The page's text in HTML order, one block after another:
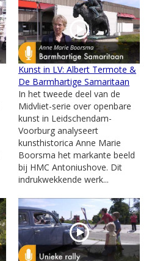
Kunst in LV: Albert Termote &
De Barmhartige Samaritaan
In het tweede deel van de
Midvliet-serie over openbare
kunst in Leidschendam-
Voorburg analyseert
kunsthistorica Anne Marie
Boorsma het markante beeld
bij HMC Antoniushove. Dit
indrukwekkende werk...